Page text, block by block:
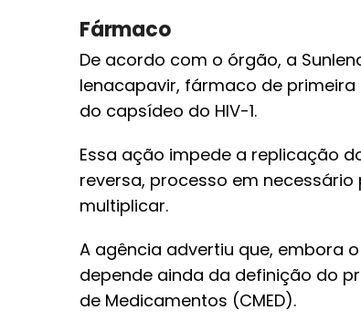
Fármaco
De acordo com o órgão, a
lenacapavir, fármaco de
do capsídeo do HIV-1.
Essa ação impede a replicação
reversa, processo em
multiplicar.
A agência advertiu que, embora
depende ainda da definição do
de Medicamentos (CMED).